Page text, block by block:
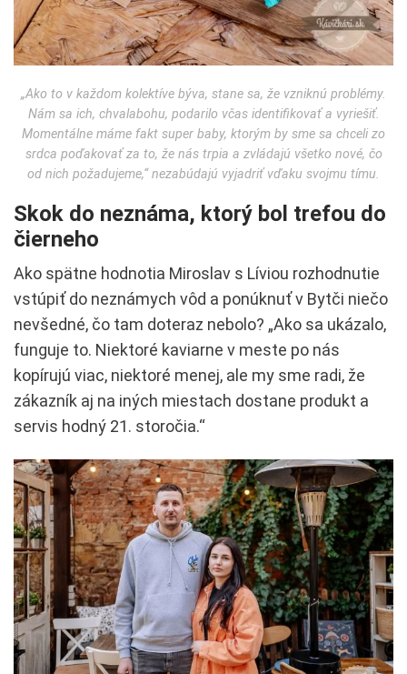
„Ako to v každom kolektíve býva, stane sa, že vzniknú problémy.
Nám sa ich, chvalabohu, podarilo včas identifikovať a vyriešiť.
Momentálne máme fakt super baby, ktorým by sme sa chceli zo
srdca poďakovať za to, že nás trpia a zvládajú všetko nové, čo
od nich požadujeme,“ nezabúdajú vyjadriť vďaku svojmu tímu.
Skok do neznáma, ktorý bol trefou do
čierneho
Ako spätne hodnotia Miroslav s Líviou rozhodnutie
vstúpiť do neznámych vôd a ponúknuť v Bytči niečo
nevšedné, čo tam doteraz nebolo? „Ako sa ukázalo,
funguje to. Niektoré kaviarne v meste po nás
kopírujú viac, niektoré menej, ale my sme radi, že
zákazník aj na iných miestach dostane produkt a
servis hodný 21. storočia.“